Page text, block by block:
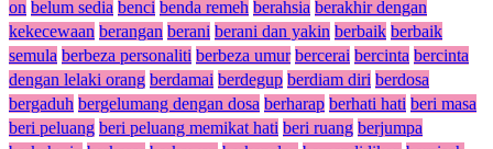
on belum sedia benci benda remeh berahsia berakhir dengan
kekecewaan berangan berani berani dan yakin berbaik berbaik
semula berbeza personaliti berbeza umur bercerai bercinta bercinta
dengan lelaki orang berdamai berdegup berdiam diri berdosa
bergaduh bergelumang dengan dosa berharap berhati hati beri masa
beri peluang beri peluang memikat hati beri ruang berjumpa